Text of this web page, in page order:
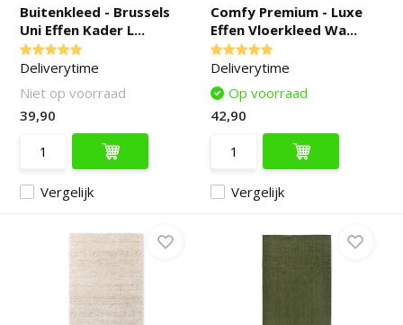
Buitenkleed - Brussels
Uni Effen Kader L...
Deliverytime
Vergelijk
Niet op voorraad
39,90
Comfy Premium - Luxe
Effen Vloerkleed Wa...
Deliverytime
Vergelijk
Op voorraad
42,90